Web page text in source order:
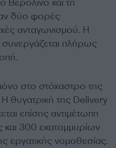
Βερολίνο και τη
δύο φορές
ανταγωνισμού. Η
συνεργάζεται πλήρως
στο στόχαστρο της
θυγατρική της Delivery
επίσης αντιμέτωπη
300 εκατομμυρίων
εργατικής νομοθεσίας.